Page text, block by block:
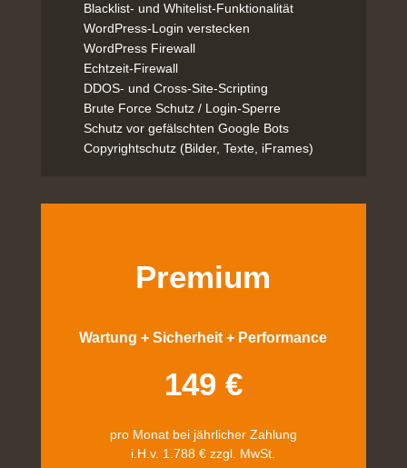
Blacklist- und Whitelist-Funktionalität
WordPress-Login verstecken
WordPress Firewall
Echtzeit-Firewall
DDOS- und Cross-Site-Scripting
Brute Force Schutz / Login-Sperre
Schutz vor gefälschten Google Bots
Copyrightschutz (Bilder, Texte, iFrames)
Premium
Wartung + Sicherheit + Performance
149 €
pro Monat bei jährlicher Zahlung
i.H.v. 1.788 € zzgl. MwSt.